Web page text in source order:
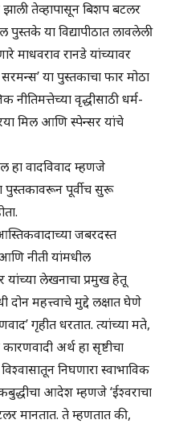
झाली तेव्हापासून बिशप बटलर
पुस्तके या विद्यापीठात लावलेली
माधवराव रानडे यांच्यावर
या पुस्तकाचा फार मोठा
वृद्धीसाठी धर्म-
मिल आणि स्पेन्सर यांचे
हा वादविवाद म्हणजे
पुस्तकावरून पूर्वीच सुरू
जबरदस्त
नीती यांमधील
लेखनाचा प्रमुख हेतू
दोन महत्त्वाचे मुद्दे लक्षात घेणे
गृहीत धरतात. त्यांच्या मते,
अर्थ हा सृष्टीचा
निघणारा स्वाभाविक
आदेश म्हणजे ‘ईश्वराचा
मानतात. ते म्हणतात की,